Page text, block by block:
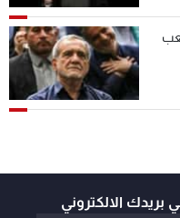
بريدك الالكتروني